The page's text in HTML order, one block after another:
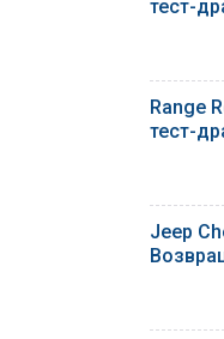
тест-
Range
тест-
Jeep